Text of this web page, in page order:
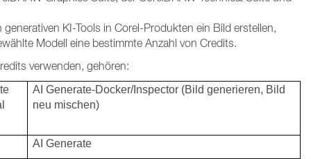
KI-Tools in Corel-Produkten ein Bild erstellen,
Modell eine bestimmte Anzahl von Credits.
verwenden, gehören:
AI Generate-Docker/Inspector (Bild generieren, Bild
neu mischen)
AI Generate